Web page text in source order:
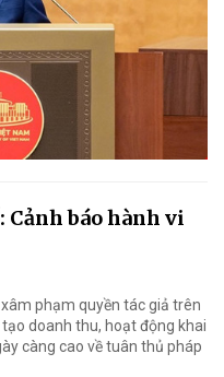
báo hành vi
xâm phạm quyền tác giả trên
doanh thu, hoạt động khai
càng cao về tuân thủ pháp